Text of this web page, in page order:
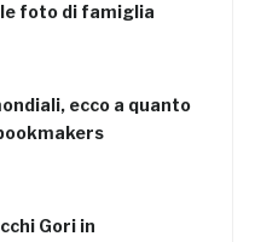
foto di famiglia
ecco a quanto
Gori in